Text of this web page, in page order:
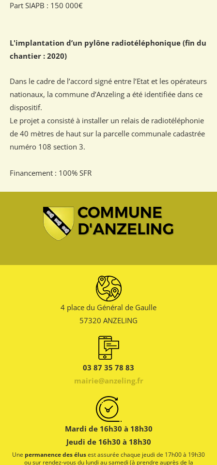
Part SIAPB : 150 000€
L'implantation d’un pylône radiotéléphonique (fin du
chantier : 2020)
Dans le cadre de l’accord signé entre l’Etat et les opérateurs
nationaux, la commune d’Anzeling a été identifiée dans ce
dispositif.
Le projet a consisté à installer un relais de radiotéléphonie
de 40 mètres de haut sur la parcelle communale cadastrée
numéro 108 section 3.
Financement : 100% SFR
4 place du Général de Gaulle
57320 ANZELING
03 87 35 78 83
mairie@anzeling.fr
Mardi de 16h30 à 18h30
Jeudi de 16h30 à 18h30
Une permanence des élusest assurée chaque jeudi de 17h00 à 19h30
ou sur rendez-vous du lundi au samedi (à prendre auprès de la